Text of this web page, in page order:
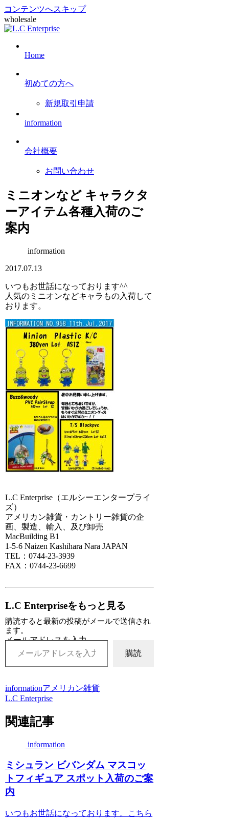
コンテンツへスキップ
wholesale
Home
初めての方へ
新規取引申請
information
会社概要
お問い合わせ
ミニオンなど キャラクタ
ーアイテム各種入荷のご
案内
information
2017.07.13
いつもお世話になっております^^
人気のミニオンなどキャラもの入荷して
おります。
L.C Enterprise（エルシーエンタープライ
ズ）
アメリカン雑貨・カントリー雑貨の企
画、製造、輸入、及び卸売
MacBuilding B1
1-5-6 Naizen Kashihara Nara JAPAN
TEL：0744-23-3939
FAX：0744-23-6699
L.C Enterpriseをもっと見る
購読すると最新の投稿がメールで送信され
ます。
メールアドレスを入力...
購読
informationアメリカン雑貨
L.C Enterprise
関連記事
information
ミシュラン ビバンダム マスコッ
トフィギュア スポット入荷のご案
内
いつもお世話になっております。こちら